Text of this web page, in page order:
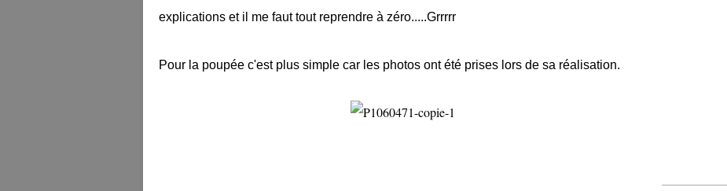
explications et il me faut tout reprendre à zéro.....Grrrrr
Pour la poupée c'est plus simple car les photos ont été prises lors de sa réalisation.